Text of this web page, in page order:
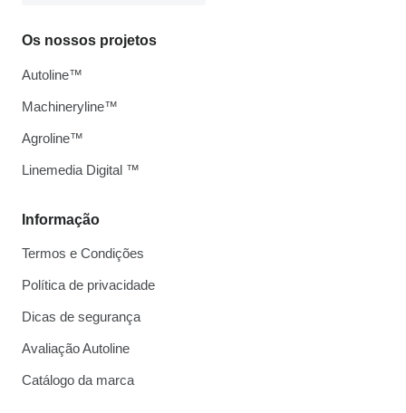
Informação
Termos e Condições
Política de privacidade
Dicas de segurança
Avaliação Autoline
Catálogo da marca
Os nossos projetos
Autoline™
Machineryline™
Agroline™
Linemedia Digital ™